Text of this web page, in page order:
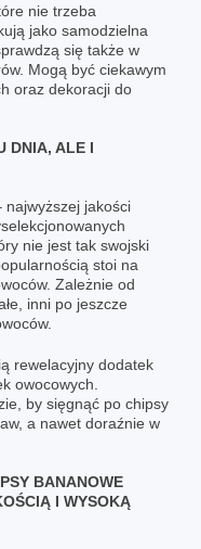
nie trzeba
jako samodzielna
się także w
Mogą być ciekawym
oraz dekoracji do
DNIA, ALE I
najwyższej jakości
nie jest tak swojski
stoi na
Zależnie od
inni po jeszcze
rewelacyjny dodatek
owocowych.
by sięgnąć po chipsy
a nawet doraźnie w
BANANOWE
I WYSOKĄ